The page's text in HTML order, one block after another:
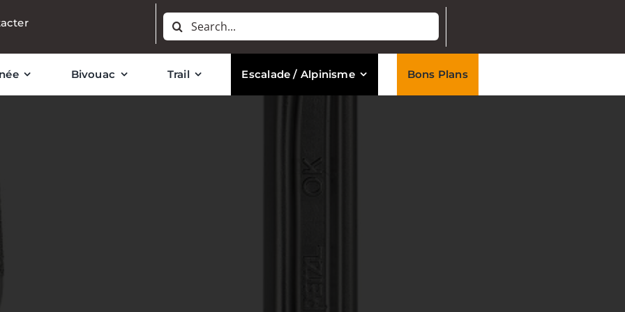
Rechercher:
Bivouac Trail Escalade / Alpinisme Bons Plans